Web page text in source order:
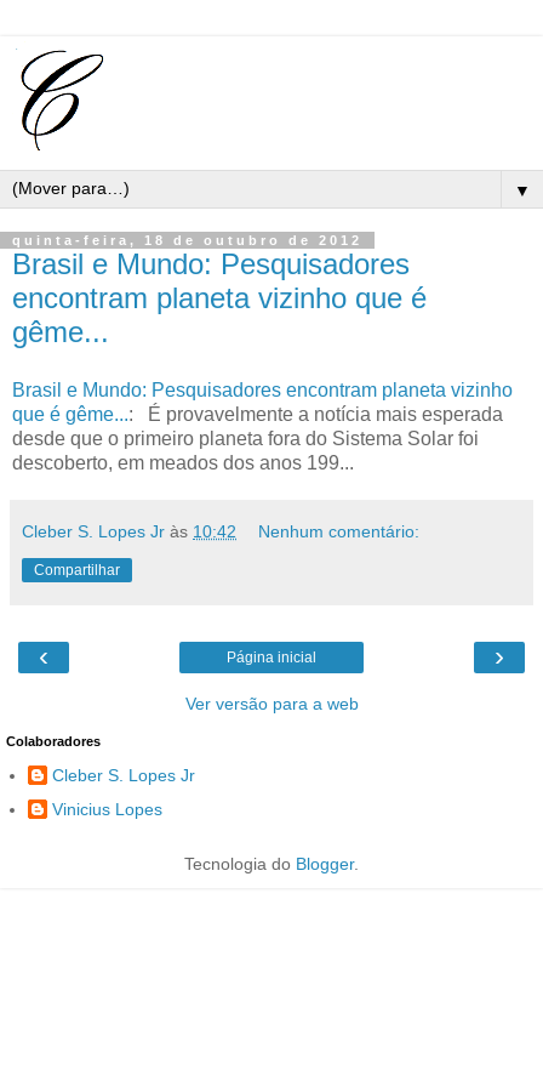
▼
quinta-feira, 18 de outubro de 2012
Brasil e Mundo: Pesquisadores
encontram planeta vizinho que é
gême...
Brasil e Mundo: Pesquisadores encontram planeta vizinho
que é gême...: É provavelmente a notícia mais esperada
desde que o primeiro planeta fora do Sistema Solar foi
descoberto, em meados dos anos 199...
Cleber S. Lopes Jr às 10:42 Nenhum comentário:
Compartilhar
‹ ›
Página inicial
Ver versão para a web
Colaboradores
Cleber S. Lopes Jr
Vinicius Lopes
Tecnologia do Blogger.